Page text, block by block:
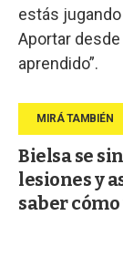
estás
Aportar
aprendido”.
Bielsa se
lesiones y
saber